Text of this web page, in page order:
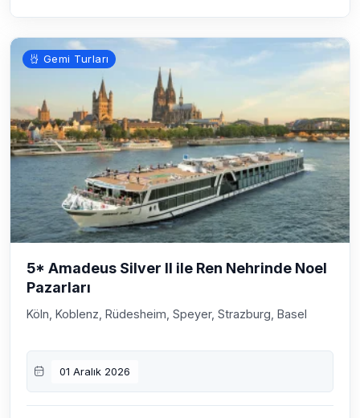
Gemi Turları
5* Amadeus Silver II ile Ren Nehrinde Noel
Pazarları
Köln, Koblenz, Rüdesheim, Speyer, Strazburg, Basel
01 Aralık 2026